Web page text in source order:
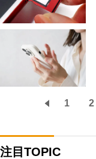
1 2
注目TOPIC